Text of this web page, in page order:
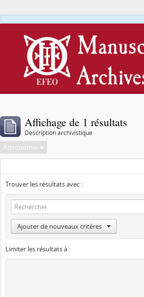
Affichage de 1 résultats
Description archivistique
Astronomie
Trouver les résultats avec :
Ajouter de nouveaux critères
Limiter les résultats à :